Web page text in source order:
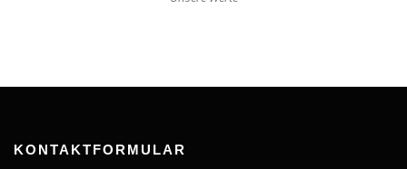
KONTAKTFORMULAR